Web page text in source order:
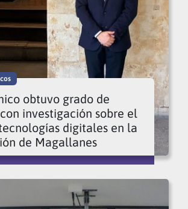
obtuvo grado de
investigación sobre el
digitales en la
de Magallanes